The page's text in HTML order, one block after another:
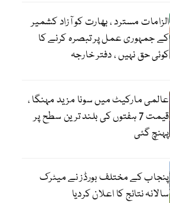
الزامات مسترد ، بھارت کو آزاد کشمیر
کے جمہوری عمل پر تبصرہ کرنے کا
کوئی حق نہیں ، دفتر خارجہ
عالمی مارکیٹ میں سونا مزید مہنگا ،
قیمت 7 ہفتوں کی بلند ترین سطح پر
پہنچ گئی
پنجاب کے مختلف بورڈز نے میٹرک
سالانہ نتائج کا اعلان کردیا